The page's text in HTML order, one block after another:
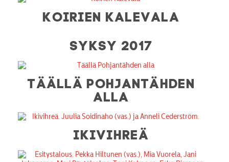
KOIRIEN KALEVALA
SYKSY 2017
TÄÄLLÄ POHJANTÄHDEN
ALLA
IKIVIHREÄ